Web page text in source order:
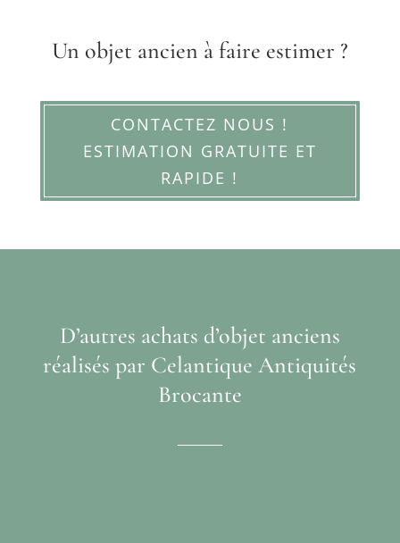
Un objet ancien à faire estimer ?
CONTACTEZ NOUS !
ESTIMATION GRATUITE ET
RAPIDE !
D’autres achats d’objet anciens
réalisés par Celantique Antiquités
Brocante